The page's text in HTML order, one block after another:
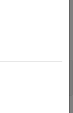
对象句柄。例如，假